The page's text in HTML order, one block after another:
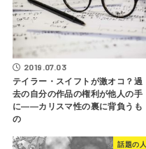
2019.07.03
テイラー・スイフトが激オコ？過
去の自分の作品の権利が他人の手
に――カリスマ性の裏に背負うも
の
話題の人